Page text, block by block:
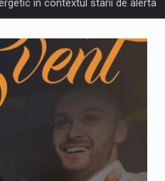
in contextul starii de alerta
Bakuchiol's Evolution
UE privind ambalajele pot